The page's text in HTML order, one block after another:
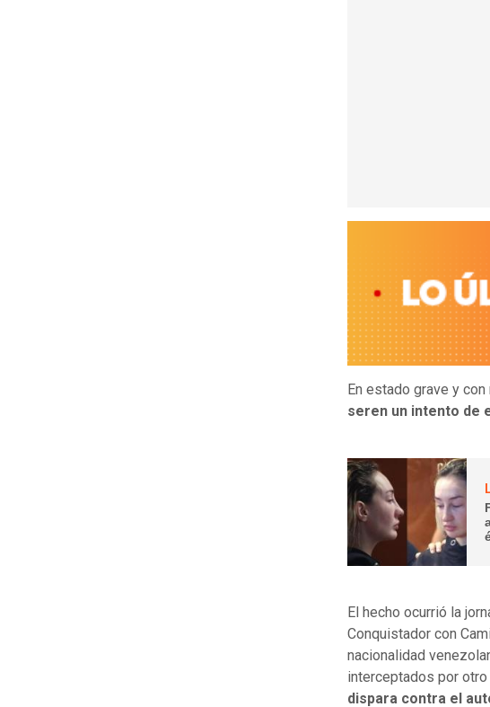
En estado grave y
seren un intento de
El hecho ocurrió la
Conquistador con
nacionalidad
interceptados por otro
dispara contra el